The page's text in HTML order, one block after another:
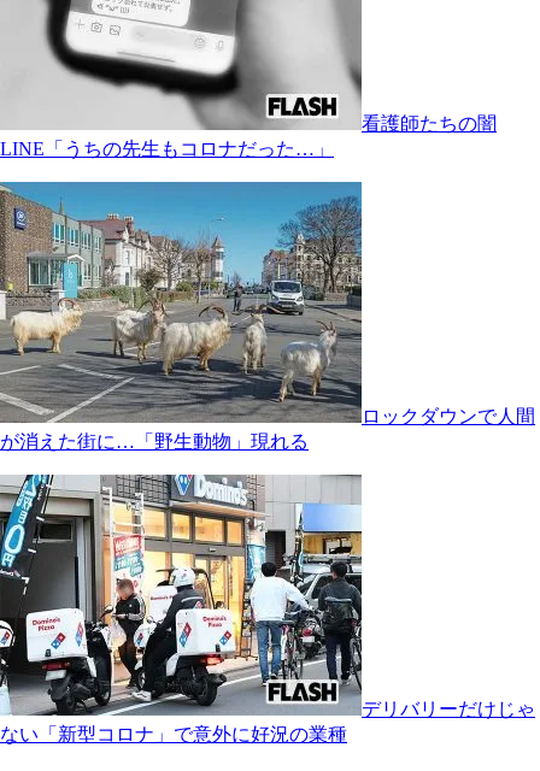
看護師たちの闇
LINE「うちの先生もコロナだった…」
ロックダウンで人間
が消えた街に…「野生動物」現れる
デリバリーだけじゃ
ない「新型コロナ」で意外に好況の業種